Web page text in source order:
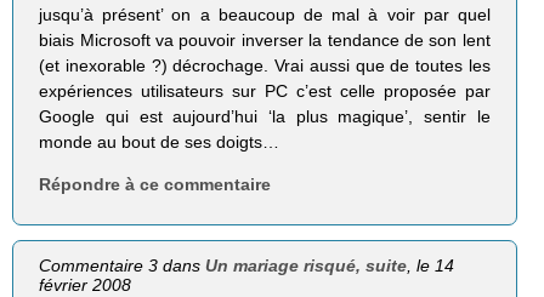
jusqu’à présent’ on a beaucoup de mal à voir par quel
biais Microsoft va pouvoir inverser la tendance de son lent
(et inexorable ?) décrochage. Vrai aussi que de toutes les
expériences utilisateurs sur PC c’est celle proposée par
Google qui est aujourd’hui ‘la plus magique’, sentir le
monde au bout de ses doigts…
Répondre à ce commentaire
Commentaire 3 dansUn mariage risqué, suite , le 14
février 2008